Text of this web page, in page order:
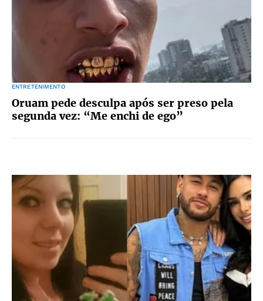
ENTRETENIMENTO
Oruam pede desculpa após ser preso pela
segunda vez: “Me enchi de ego”